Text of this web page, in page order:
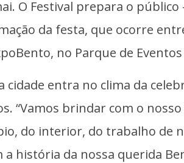
O Festival prepara o
da festa, que ocorre
no Parque de
cidade entra no clima da
“Vamos brindar com o
do interior, do trabalho de
a história da nossa querida